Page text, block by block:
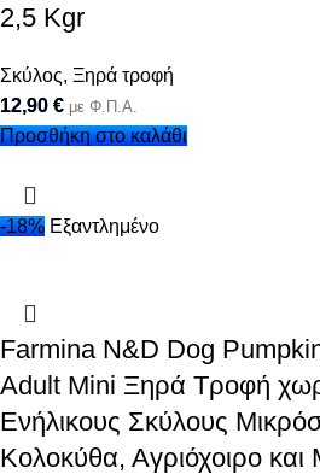
2,5 Kgr
Σκύλος, Ξηρά τροφή
12,90 € με Φ.Π.Α.
Προσθήκη στο καλάθι
-18% Εξαντλημένο
Farmina N&D Dog
Adult Mini Ξηρά Τροφή
Ενήλικους Σκύλους
Κολοκύθα, Αγριόχοιρο